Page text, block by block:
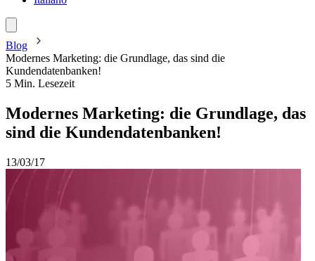
Blog
Modernes Marketing: die Grundlage, das sind die
Kundendatenbanken!
5 Min. Lesezeit
Modernes Marketing: die Grundlage, das
sind die Kundendatenbanken!
13/03/17